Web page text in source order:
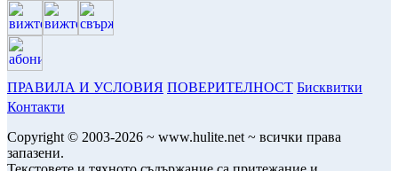
ПРАВИЛА И УСЛОВИЯ ПОВЕРИТЕЛНОСТ Бисквитки
Контакти
Copyright © 2003-2026 ~ www.hulite.net ~ всички права
запазени.